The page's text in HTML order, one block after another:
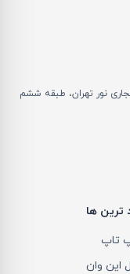
نور تهران، طبقه ششم
ترین ها
تاپ
این وان